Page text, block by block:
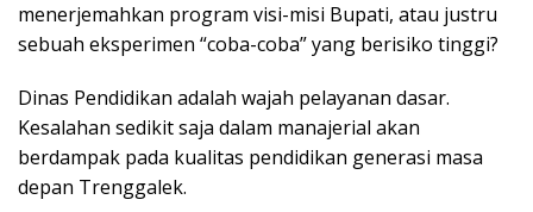
menerjemahkan program visi-misi Bupati, atau justru
sebuah eksperimen “coba-coba” yang berisiko tinggi?
Dinas Pendidikan adalah wajah pelayanan dasar.
Kesalahan sedikit saja dalam manajerial akan
berdampak pada kualitas pendidikan generasi masa
depan Trenggalek.